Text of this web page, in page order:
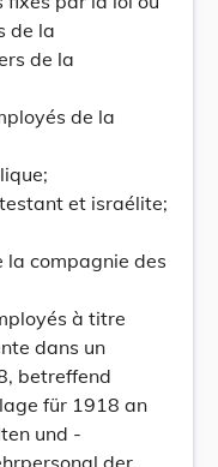
de la
de la
de la
et israélite;
la compagnie des
à titre
dans un
betreffend
für 1918 an
und -
der